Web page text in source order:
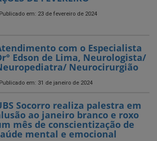
Publicado em: 23 de fevereiro de 2024
com o Especialista
Edson de Lima, Neurologista/
Neurocirurgião
Publicado em: 31 de janeiro de 2024
Socorro realiza palestra em
ao janeiro branco e roxo
mês de conscientização de
mental e emocional